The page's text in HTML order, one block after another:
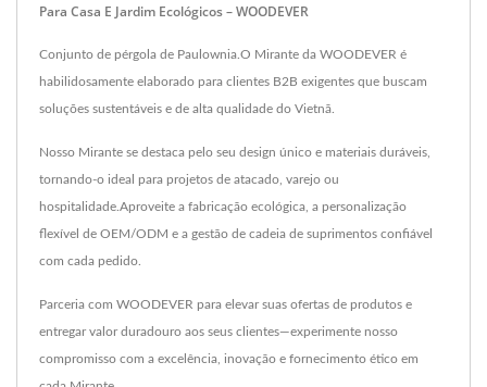
Para Casa E Jardim Ecológicos – WOODEVER
Conjunto de pérgola de Paulownia.O Mirante da WOODEVER é
habilidosamente elaborado para clientes B2B exigentes que buscam
soluções sustentáveis e de alta qualidade do Vietnã.
Nosso Mirante se destaca pelo seu design único e materiais duráveis,
tornando-o ideal para projetos de atacado, varejo ou
hospitalidade.Aproveite a fabricação ecológica, a personalização
flexível de OEM/ODM e a gestão de cadeia de suprimentos confiável
com cada pedido.
Parceria com WOODEVER para elevar suas ofertas de produtos e
entregar valor duradouro aos seus clientes—experimente nosso
compromisso com a excelência, inovação e fornecimento ético em